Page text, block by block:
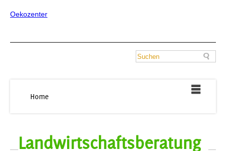
Oekozenter
Home
Landwirtschaftsberatung